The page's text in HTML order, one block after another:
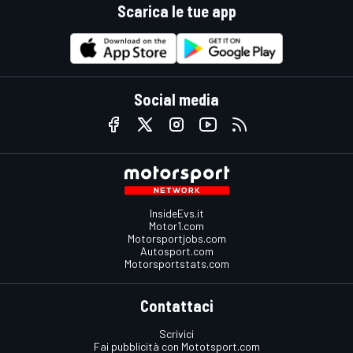
Scarica le tue app
Social media
InsideEvs.it
Motor1.com
Motorsportjobs.com
Autosport.com
Motorsportstats.com
Contattaci
Scrivici
Fai pubblicità con Mototsport.com